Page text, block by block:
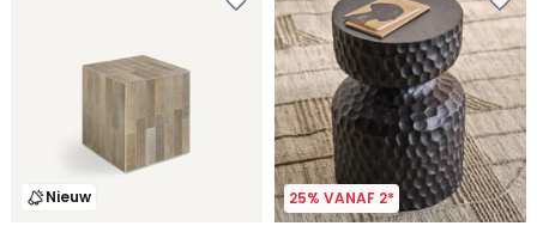
Nieuw 25% VANAF 2*